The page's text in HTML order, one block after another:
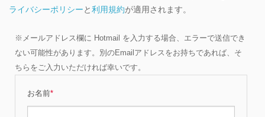
ライバシーポリシーと利用規約が適用されます。
※メールアドレス欄に Hotmail を入力する場合、エラーで送信でき
ない可能性があります。別のEmailアドレスをお持ちであれば、そ
ちらをご入力いただければ幸いです。
お名前*